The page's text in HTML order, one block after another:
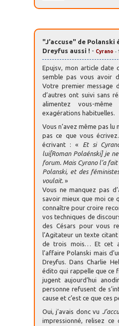
"J’accuse" de Polanski
Dreyfus aussi ! - Cyrano -
Epujsv, mon article date
semble pas vous avoir
Votre premier message
d’autres ont suivi sans
alimentez vous-
exagérations habituelles.
Vous n’avez même pas lu
pas ce que vous
écrivant : « Et si
lui[Roman Polaénski] je
forum. Mais Cyrano l’a
Polanski, et des
voulait. »
Vous ne manquez pas
savoir mieux que moi ce
connaître pour croire
vos techniques de
des Césars pour vous
l’Agitateur un texte
de trois mois… Et cet
l’affaire Polanski mais
Dreyfus. Dans Charlie
édito qui rappelle que ce
jugent aujourd’hui
personne refusent de
cause et c’est ce que ces
Oui, j’avais donc vu
impressionné, relisez ce